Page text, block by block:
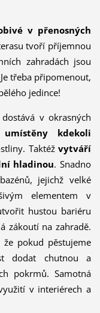
v přenosných
tvoří příjemnou
zahradách jsou
třeba připomenout,
jedince!
v okrasných
umístěny kdekoli
Taktéžvytváří
hladinou. Snadno
jejichž velké
elementem v
hustou bariéru
zákoutí na zahradě.
že pokud pěstujeme
dodat chutnou a
pokrmů. Samotná
v interiérech a